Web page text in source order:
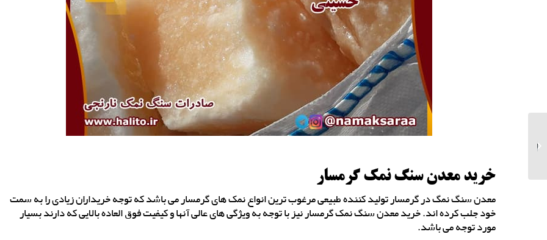
خرید معدن سنگ نمک گرمسار
معدن سنگ نمگ در گرمسار تولید کننده طبیعی مرغوب ترین انواع نمک های گرمسار می باشد که توجه خریداران زیادی را به سمت
خود جلب کرده اند. خرید معدن سنگ نمک گرمسار نیز با توجه به ویژگی های عالی آنها و کیفیت فوق العاده بالایی که دارند بسیار
مورد توجه می باشد.
خرید مستقیم از